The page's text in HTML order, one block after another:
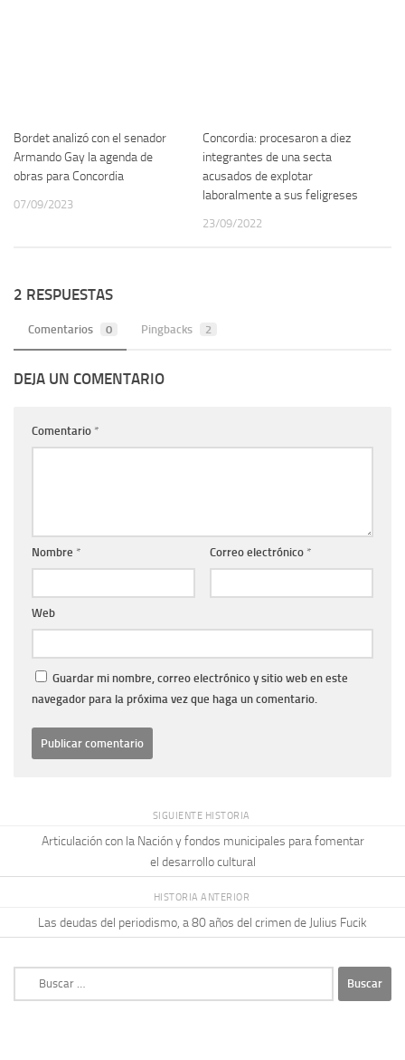
Bordet analizó con el senador
Armando Gay la agenda de
obras para Concordia
07/09/2023
Concordia: procesaron a diez
integrantes de una secta
acusados de explotar
laboralmente a sus feligreses
23/09/2022
2 RESPUESTAS
Comentarios 0 Pingbacks 2
DEJA UN COMENTARIO
Comentario *
Nombre * Correo electrónico *
Web
Guardar mi nombre, correo electrónico y sitio web en este
navegador para la próxima vez que haga un comentario.
SIGUIENTE HISTORIA
Articulación con la Nación y fondos municipales para fomentar
el desarrollo cultural
HISTORIA ANTERIOR
Las deudas del periodismo, a 80 años del crimen de Julius Fucik